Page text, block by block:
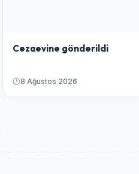
Cezaevine gönderildi
8 Ağustos 2026